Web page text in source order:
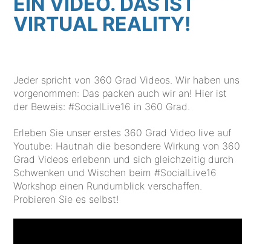
VIRTUAL REALITY!
Jeder spricht von 360 Grad Videos. Wir haben uns
vorgenommen: Das packen auch wir an! Hier ist
der Beweis: #SocialLive16 in 360 Grad.
Erleben Sie unser erstes 360 Grad Video live auf
Youtube: Hautnah die besondere Wirkung von 360
Grad Videos erlebenn und sich gleichzeitig durch
Schwenken und Wischen beim #SocialLive16
Workshop einen Rundumblick verschaffen.
Probieren Sie es selbst!